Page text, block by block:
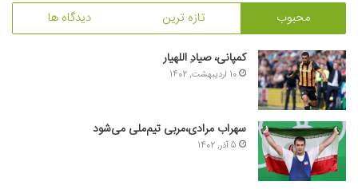
محبوب تازه ترین دیدگاه ها
کمپانی، صیادِ اللهیار
10 اردیبهشت, 1402
سهراب مرادی،مربی تیم‌ملی می‌شود
5 آذر, 1402